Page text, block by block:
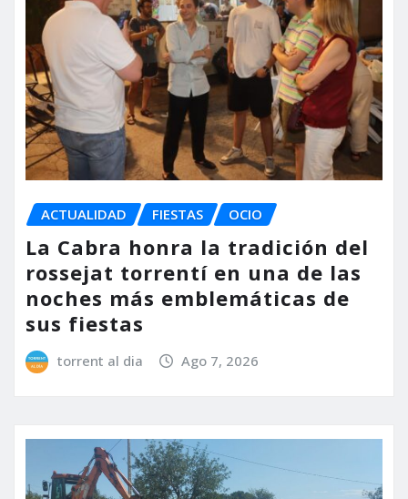
ACTUALIDAD FIESTAS OCIO
La Cabra honra la tradición del
rossejat torrentí en una de las
noches más emblemáticas de
sus fiestas
torrent al dia Ago 7, 2026